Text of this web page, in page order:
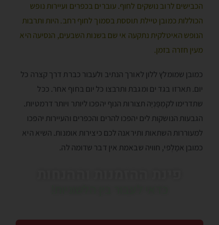
הכבישים לרוב נושקים לחוף. עוברים בכפרים ועיירות נופש
הכוללות כמובן טיילת תוססת בסמוך לחוף רחב. היות ותרבות
הנופש האיטלקית נתקעה אי שם בשנות השבעים, הנסיעה היא
מעין חזרה בזמן.
כמובן שמומלץ ללון לאורך הנתיב ולעבור כברת דרך קצרה כל
יום. תארזו בגד ים ומגבת ותרבצו כל יום בחוף אחר. ככל
שתדרימו לקמְפָּנְיָה תצורות הנוף יהפכו ליותר ויותר דרמטיות.
הגבעות הנושקות לים יהפכו להרים והכפרים והעיירות יהפכו
למעוררות השתאות ותיראנה לכם כיצירות אומנות. השיא היא
כמובן אמָלְפי, חוויה שבאמת אין דבר שדומה לה.